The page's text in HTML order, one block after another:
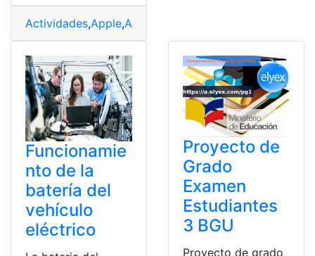
Actividades,Apple,Apple Watch
Funcionamie
nto de la
batería del
vehículo
eléctrico
Proyecto de
Grado
Examen
Estudiantes
3 BGU
Proyecto de grado